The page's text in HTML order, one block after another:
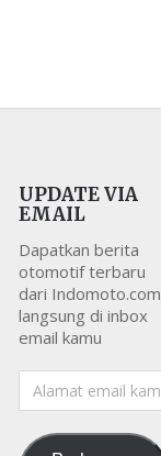
UPDATE VIA
EMAIL
Dapatkan berita
otomotif terbaru
dari Indomoto.com
langsung di inbox
email kamu
Alamat
email